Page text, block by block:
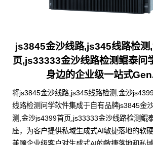
js3845金沙线路,js345线路检
页,js33333金沙线路检测鲲泰
身边的企业级一站式
将js3845金沙线路,js345线路检测,金沙
线路检测问学软件集成于自有品牌js3845金
测,金沙js4399首页,js33333金沙线路检测鲲
座，为客户提供私域生成式AI敏捷落地的软
兼顾企业级客户对生成式AI的敏捷落地和私